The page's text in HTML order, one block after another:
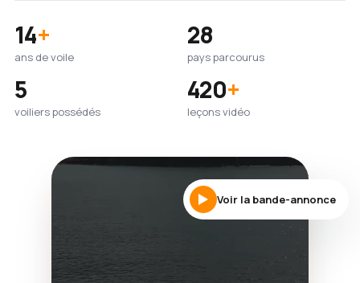
14+
ans de voile
28
pays parcourus
5
voiliers possédés
420+
leçons vidéo
Voir la bande-annonce